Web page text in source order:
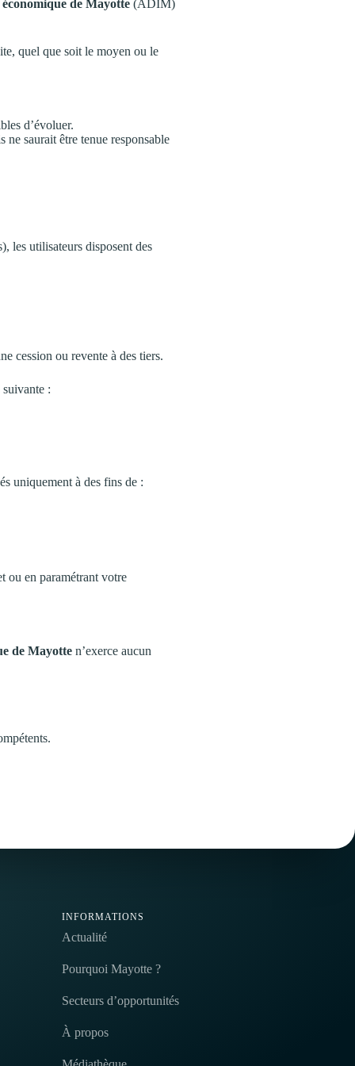
économique de Mayotte (ADIM)
quel que soit le moyen ou le
d’évoluer.
ne saurait être tenue responsable
les utilisateurs disposent des
cession ou revente à des tiers.
:
uniquement à des fins de :
ou en paramétrant votre
de Mayotte n’exerce aucun
INFORMATIONS
Actualité
Pourquoi Mayotte ?
Secteurs d’opportunités
À propos